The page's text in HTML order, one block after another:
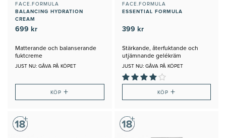
FACE.FORMULA
BALANCING HYDRATION
CREAM
699 kr
Matterande och balanserande
fuktcreme
JUST NU: GÅVA PÅ KÖPET
KÖP+
FACE.FORMULA
ESSENTIAL FORMULA
399 kr
Stärkande, återfuktande och
utjämnande gelékräm
JUST NU: GÅVA PÅ KÖPET
KÖP +